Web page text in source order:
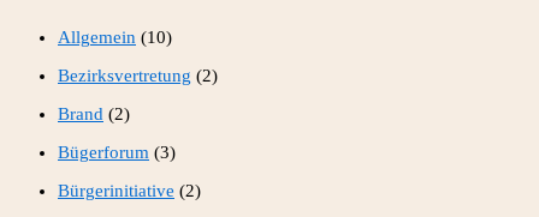
Allgemein (10)
Bezirksvertretung (2)
Brand (2)
Bügerforum (3)
Bürgerinitiative (2)